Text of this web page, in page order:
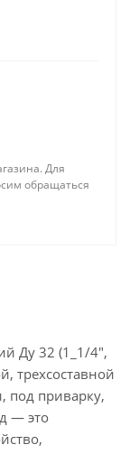
AISI304;
кран
надёжным и
Для
обращаться
Ду 32 (1_1/4",
трехсоставной
под приварку,
— это